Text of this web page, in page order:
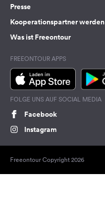
Presse
Kooperationspartner werden
Was ist Freeontour
FREEONTOUR APPS
FOLGE UNS AUF SOCIAL MEDIA
Facebook
Instagram
Freeontour Copyright 2026